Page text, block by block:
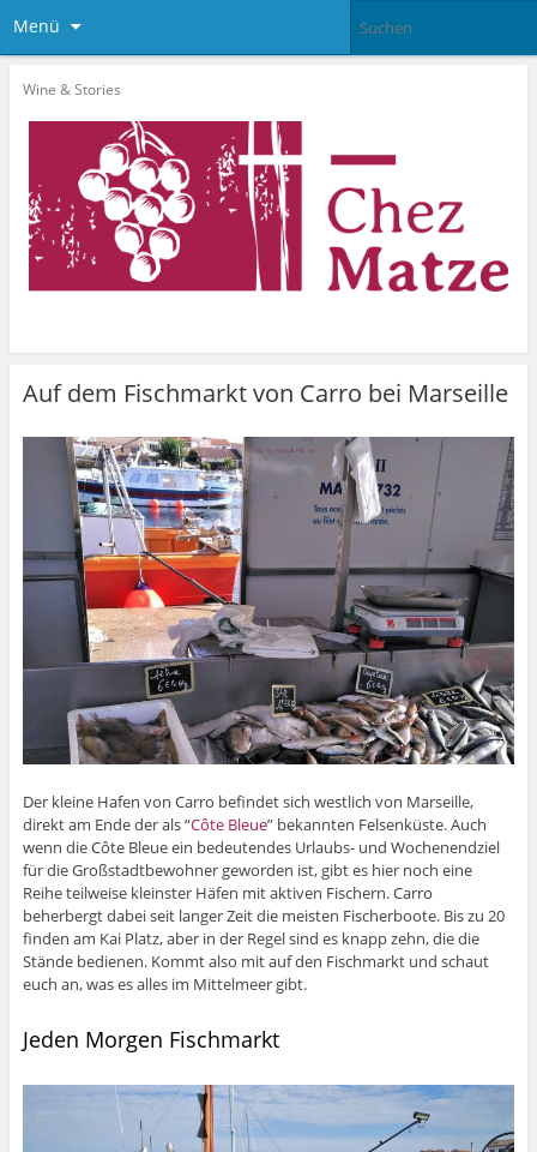
Menü
Wine & Stories
Auf dem Fischmarkt von Carro bei Marseille
Der kleine Hafen von Carro befindet sich westlich von Marseille,
direkt am Ende der als “Côte Bleue” bekannten Felsenküste. Auch
wenn die Côte Bleue ein bedeutendes Urlaubs- und Wochenendziel
für die Großstadtbewohner geworden ist, gibt es hier noch eine
Reihe teilweise kleinster Häfen mit aktiven Fischern. Carro
beherbergt dabei seit langer Zeit die meisten Fischerboote. Bis zu 20
finden am Kai Platz, aber in der Regel sind es knapp zehn, die die
Stände bedienen. Kommt also mit auf den Fischmarkt und schaut
euch an, was es alles im Mittelmeer gibt.
Jeden Morgen Fischmarkt